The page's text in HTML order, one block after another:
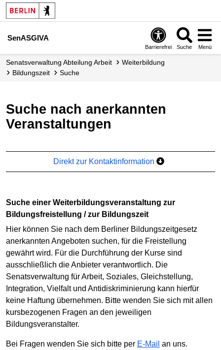
SenASGIVA
Barrierefrei Suche Menü
Senats­verwaltung Abteilung Arbeit
Weiterbildung
Bildungszeit
Suche
Suche nach anerkannten
Veranstaltungen
Direkt zur Kontaktinformation
Suche einer Weiterbildungsveranstaltung zur
Bildungsfreistellung / zur Bildungszeit
Hier können Sie nach dem Berliner Bildungszeitgesetz
anerkannten Angeboten suchen, für die Freistellung
gewährt wird. Für die Durchführung der Kurse sind
ausschließlich die Anbieter verantwortlich. Die
Senatsverwaltung für Arbeit, Soziales, Gleichstellung,
Integration, Vielfalt und Antidiskriminierung kann hierfür
keine Haftung übernehmen. Bitte wenden Sie sich mit allen
kursbezogenen Fragen an den jeweiligen
Bildungsveranstalter.
Bei Fragen wenden Sie sich bitte per E-Mail an uns.